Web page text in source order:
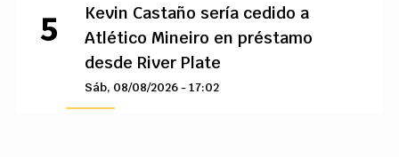
Kevin Castaño sería cedido a
Atlético Mineiro en préstamo
desde River Plate
Sáb, 08/08/2026 - 17:02